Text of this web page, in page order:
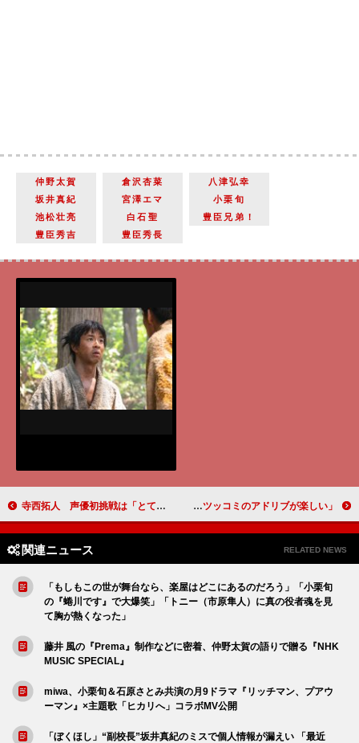
仲野太賀 倉沢杏菜
八津弘幸
坂井真紀
宮澤エマ
小栗旬
池松壮亮
白石聖
豊臣兄弟！
豊臣秀吉
豊臣秀長
寺西拓人 声優初挑戦は「とても刺激的で楽しい経験でした」 「マクロス」、「アクエリオン」シリーズの河森正治監督の長編アニメーションに出演『迷宮のしおり』【インタビュー】 平祐奈「こういう人間味のある役がやりたかった」 大西流星＆原嘉孝との撮影は「ボケとツッコミのアドリブが楽しい」
関連ニュース RELATED NEWS
「もしもこの世が舞台なら、楽屋はどこにあるのだろう」「小栗旬
の『蜷川です』で大爆笑」「トニー（市原隼人）に真の役者魂を見
て胸が熱くなった」
藤井 風の『Prema』制作などに密着、仲野太賀の語りで贈る『NHK
MUSIC SPECIAL』
miwa、小栗旬＆石原さとみ共演の月9ドラマ『リッチマン、プアウ
ーマン』×主題歌「ヒカリへ」コラボMV公開
「ぼくほし」“副校長”坂井真紀のミスで個人情報が漏えい 「最近